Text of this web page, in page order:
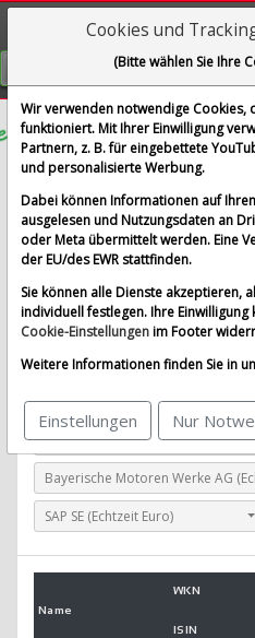
Visualizations
GRATIS REGISTRIEREN
Vodafone Group
im Vergleich mit Airbus SE,
Motoren Werke AG und 1
Alle Aktien entfernen
Vodafone Group PLC (Pfund
Airbus SE (Echtzeit Euro)
Allianz SE (Echtzeit Euro)
Bayerische Motoren Werke AG
SAP SE (Echtzeit Euro)
Name
WKN
ISIN
Cookies und
(Bitte wählen Sie Ihre
Wir verwenden notwendige Cookies,
funktioniert. Mit Ihrer Einwilligung
Partnern, z. B. für eingebettete
und personalisierte Werbung.
Dabei können Informationen auf
ausgelesen und Nutzungsdaten an
oder Meta übermittelt werden. Eine
der EU/des EWR stattfinden.
Sie können alle Dienste akzeptieren,
individuell festlegen. Ihre
Cookie-Einstellungenim Footer
Weitere Informationen finden Sie in
Einstellungen Nur